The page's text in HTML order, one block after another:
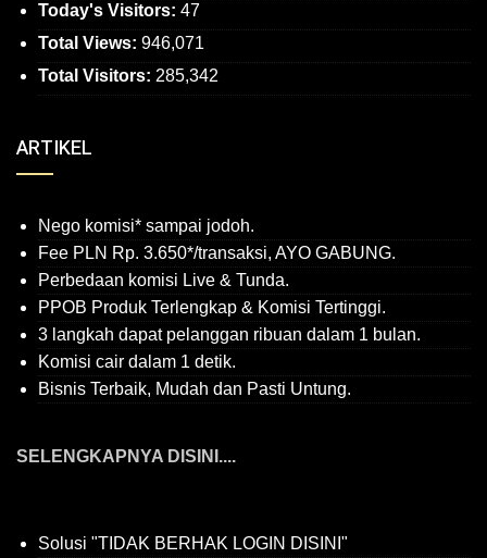
Today's Visitors: 47
Total Views: 946,071
Total Visitors: 285,342
ARTIKEL
Nego komisi* sampai jodoh.
Fee PLN Rp. 3.650*/transaksi, AYO GABUNG.
Perbedaan komisi Live & Tunda.
PPOB Produk Terlengkap & Komisi Tertinggi.
3 langkah dapat pelanggan ribuan dalam 1 bulan.
Komisi cair dalam 1 detik.
Bisnis Terbaik, Mudah dan Pasti Untung.
SELENGKAPNYA DISINI....
Solusi "TIDAK BERHAK LOGIN DISINI"